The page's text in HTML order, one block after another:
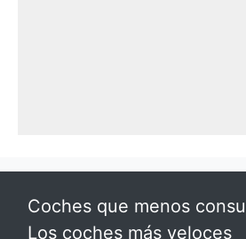
Coches que menos
Los coches más veloces